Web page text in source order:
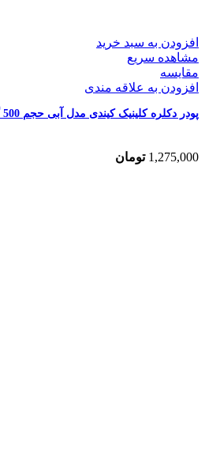
افزودن به سبد خرید
مشاهده سریع
مقایسه
افزودن به علاقه مندی
پودر دکلره کلینیک کیندی مدل آبی حجم 500 گرم
1,275,000 تومان